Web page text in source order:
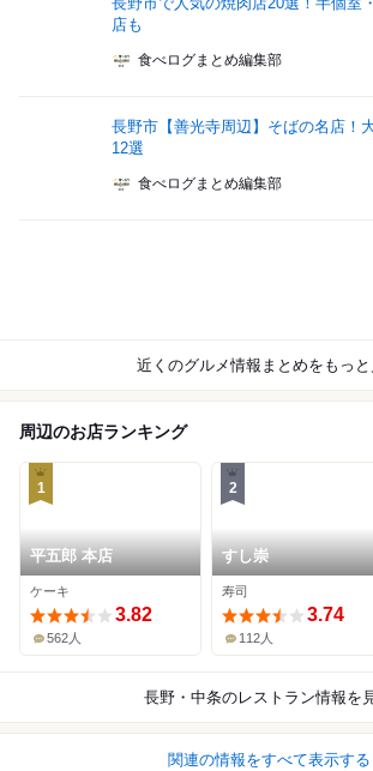
店も
食べログまとめ編集部
長野市【善光寺周辺】そばの名店！
12選
食べログまとめ編集部
近くのグルメ情報まとめをもっと
周辺のお店ランキング
1
平五郎 本店
ケーキ
3.82
562人
2
すし崇
寿司
3.74
112人
長野・中条のレストラン情報を
関連の情報をすべて表示する